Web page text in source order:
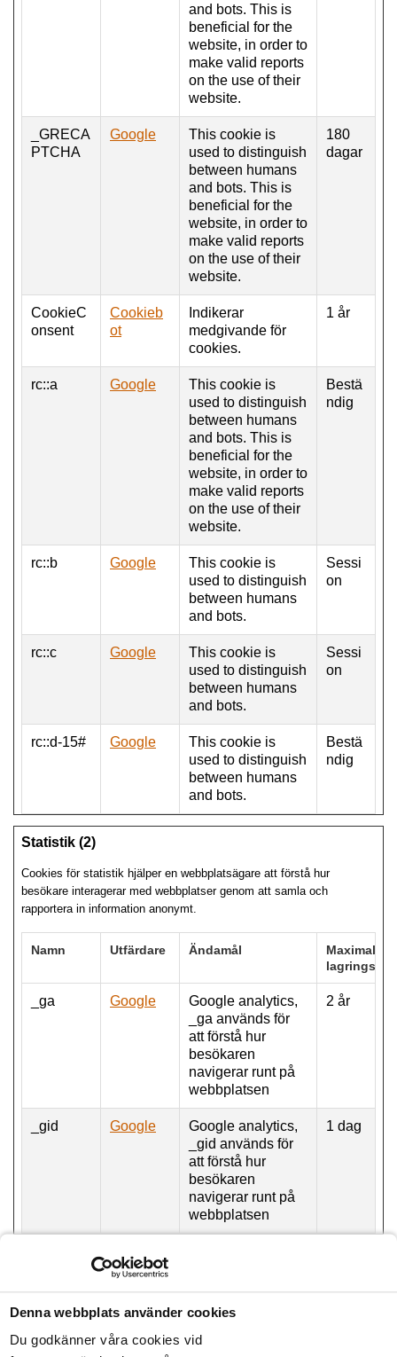
Denna webbplats använder cookies
Du godkänner våra cookies vid
and bots. This is
beneficial for the
website, in order to
make valid reports
on the use of their
website.
_GRECA
PTCHA
Google
This cookie is
used to distinguish
between humans
and bots. This is
beneficial for the
website, in order to
make valid reports
on the use of their
website.
180
dagar
CookieC
onsent
Cookieb
ot
Indikerar
medgivande för
cookies.
1 år
rc::a Google
This cookie is
used to distinguish
between humans
and bots. This is
beneficial for the
website, in order to
make valid reports
on the use of their
website.
Bestä
ndig
rc::b Google
This cookie is
used to distinguish
between humans
and bots.
Sessi
on
rc::c Google
This cookie is
used to distinguish
between humans
and bots.
Sessi
on
rc::d-15# Google
This cookie is
used to distinguish
between humans
and bots.
Bestä
ndig
Statistik (2)
Cookies för statistik hjälper en webbplatsägare att förstå hur
besökare interagerar med webbplatser genom att samla och
rapportera in information anonymt.
Namn Utfärdare Ändamål
Maximal
lagringstid
_ga Google
Google analytics,
_ga används för
att förstå hur
besökaren
navigerar runt på
webbplatsen
2 år
_gid Google
Google analytics,
_gid används för
att förstå hur
besökaren
navigerar runt på
webbplatsen
1 dag
Marknadsföring (1)
Cookies för marknadsföring används för att spåra besökare på
webbplatser. Avsikten är att visa annonser som är relevanta och
utgivare och tredjepartsannonsörer.